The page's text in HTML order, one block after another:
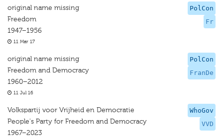
PolCon
Fr
original name missing
Freedom
1947–1956
11 Mar 17
PolCon
FranDe
original name missing
Freedom and Democracy
1960–2012
11 Jul 16
WhoGov
VVD
Volkspartij voor Vrijheid en Democratie
People's Party for Freedom and Democracy
1967–2023